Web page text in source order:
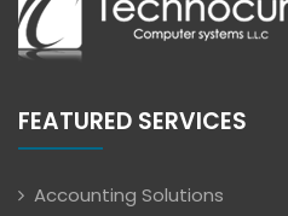
FEATURED SERVICES
Accounting Solutions